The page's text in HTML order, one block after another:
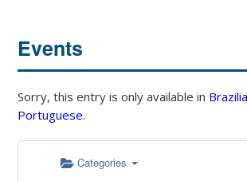
Events
Sorry, this entry is only available in
Portuguese.
Categories